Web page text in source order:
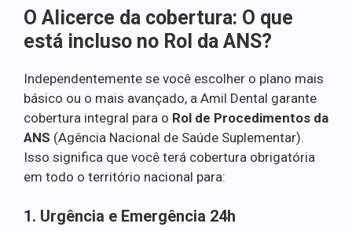
O Alicerce da cobertura: O que
está incluso no Rol da ANS?
Independentemente se você escolher o plano mais
básico ou o mais avançado, a Amil Dental garante
cobertura integral para o Rol de Procedimentos da
ANS (Agência Nacional de Saúde Suplementar).
Isso significa que você terá cobertura obrigatória
em todo o território nacional para:
1. Urgência e Emergência 24h